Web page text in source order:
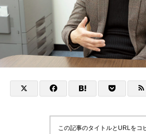
この記事のタイトルとURLをコ